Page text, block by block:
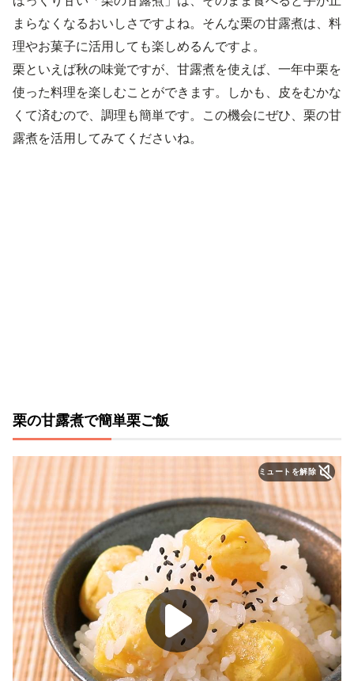
まらなくなるおいしさですよね。そんな栗の甘露煮は、料
理やお菓子に活用しても楽しめるんですよ。
栗といえば秋の味覚ですが、甘露煮を使えば、一年中栗を
使った料理を楽しむことができます。しかも、皮をむかな
くて済むので、調理も簡単です。この機会にぜひ、栗の甘
露煮を活用してみてくださいね。
栗の甘露煮で簡単栗ご飯
ミュートを解除